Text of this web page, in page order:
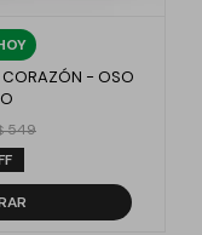
CORAZÓN - OSO
549